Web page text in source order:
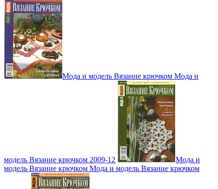
Мода и модель Вязание крючком Мода и
модель Вязание крючком 2009-12
Мода и
модель Вязание крючком Мода и модель Вязание крючком